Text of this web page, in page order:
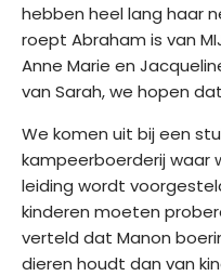
hebben heel lang haar
roept Abraham is van
Anne Marie en
van Sarah, we hopen
We komen uit bij een
kampeerboerderij waar
leiding wordt
kinderen moeten
verteld dat Manon
dieren houdt dan van